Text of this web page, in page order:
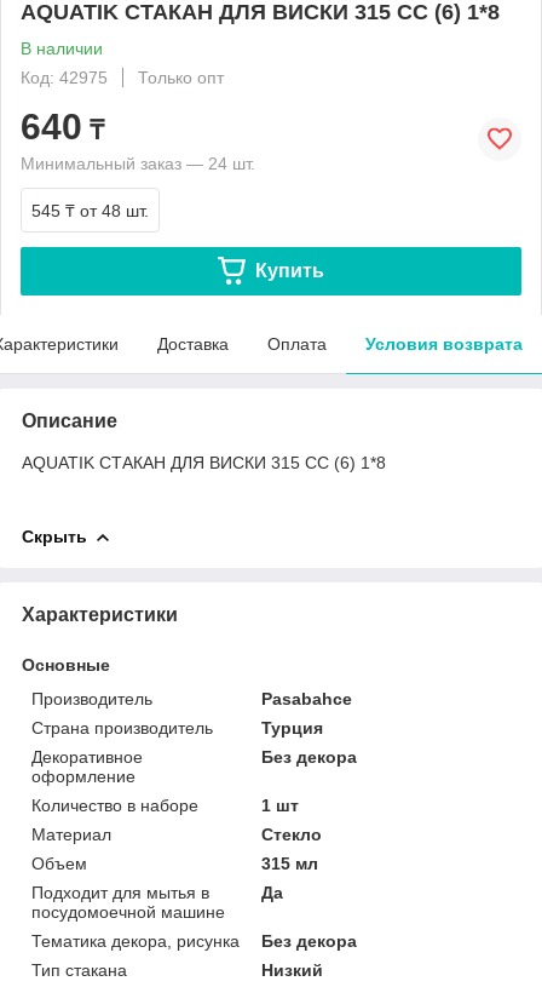
AQUATIK СТАКАН ДЛЯ ВИСКИ 315 CC (6) 1*8
В наличии
Код: 42975
Только опт
640 ₸
Минимальный заказ — 24 шт.
545 ₸ от 48 шт.
Купить
Доставка Оплата Условия возврата
Описание
AQUATIK СТАКАН ДЛЯ ВИСКИ 315 CC (6) 1*8
Скрыть
Характеристики
Основные
Производитель
Pasabahce
Страна производитель
Турция
Декоративное
оформление
Без декора
Количество в наборе
1 шт
Материал
Стекло
Объем
315 мл
Подходит для мытья в
посудомоечной машине
Да
Тематика декора, рисунка
Без декора
Тип стакана
Низкий